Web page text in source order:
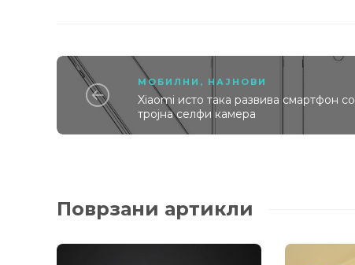
МОБИЛНИ , НАЈНОВИ
Xiaomi исто така развива смартфон со
тројна селфи камера
Поврзани артикли